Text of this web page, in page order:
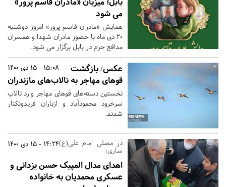
می شود
همایش «مادران قاسم پرور» امروز دوشنبه
20 دی ماه با حضور مادران شهدا و همسران
مدافع حرم در بابل برگزار می شود.
15:08 - 15 دی 1400
عکس/ بازگشت
قوهای مهاجر به تالاب‌های مازندران
نخستین دسته‌های قوهای مهاجر وارد تالاب
سرخرود محمودآباد و ازباران فریدونکنار
شدند.
14:24 - 15 دی 1400در مصلی امام علی(ع)
ساری؛
اهدای مدال المپیک حسن یزدانی و
عسکری محمدیان به خانواده